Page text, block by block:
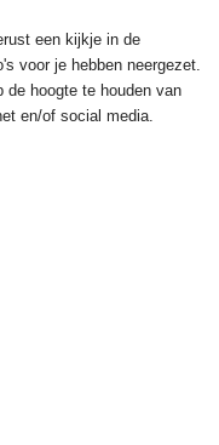
een kijkje in de
voor je hebben neergezet.
de hoogte te houden van
en/of social media.